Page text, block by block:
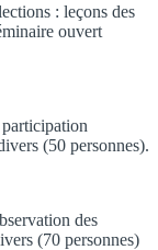
: leçons des
ouvert
(50 personnes).
des
(70 personnes)